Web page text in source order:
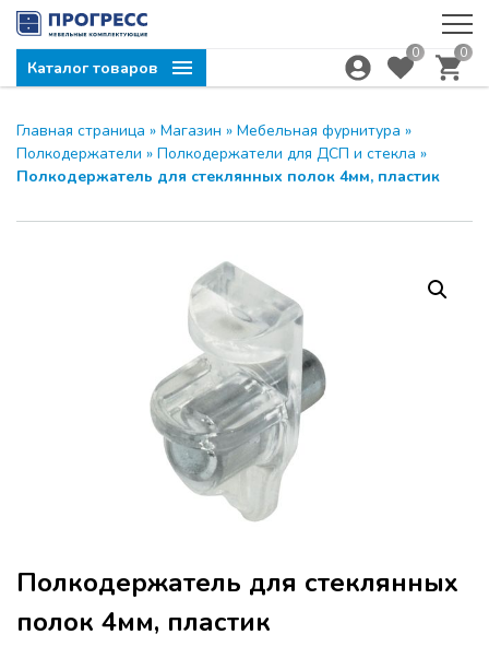
Каталог товаров
0 0
Главная страница » Магазин » Мебельная фурнитура »
Полкодержатели » Полкодержатели для ДСП и стекла »
Полкодержатель для стеклянных полок 4мм, пластик
Полкодержатель для стеклянных
полок 4мм, пластик